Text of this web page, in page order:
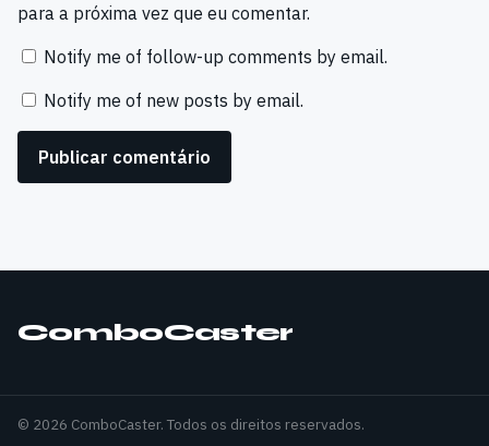
para a próxima vez que eu comentar.
Notify me of follow-up comments by email.
Notify me of new posts by email.
ComboCaster
© 2026 ComboCaster. Todos os direitos reservados.